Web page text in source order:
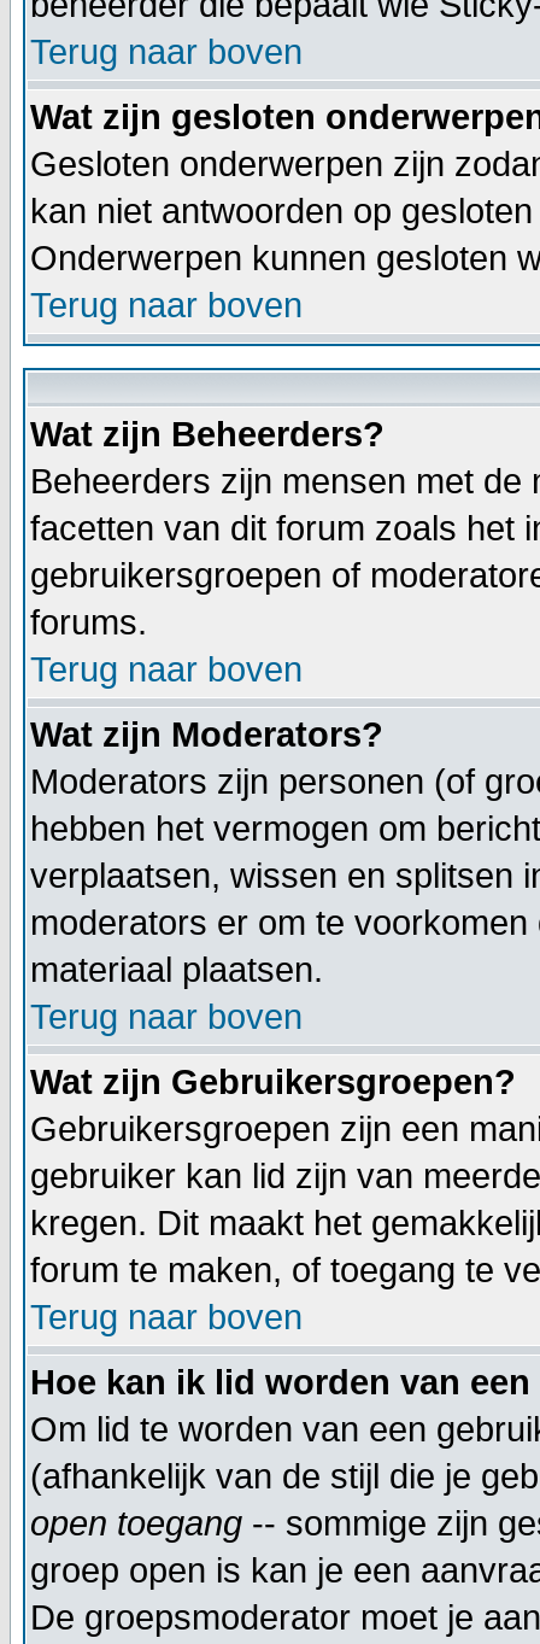
Terug naar boven
Wat zijn gesloten
Gesloten onderwerpen zijn
kan niet antwoorden op
Onderwerpen kunnen gesloten
Terug naar boven
Wat zijn Beheerders?
Beheerders zijn mensen met
facetten van dit forum zoals het
gebruikersgroepen of
forums.
Terug naar boven
Wat zijn Moderators?
Moderators zijn personen (of
hebben het vermogen om
verplaatsen, wissen en splitsen
moderators er om te
materiaal plaatsen.
Terug naar boven
Wat zijn Gebruikersgroepen?
Gebruikersgroepen zijn een
gebruiker kan lid zijn van
kregen. Dit maakt het
forum te maken, of toegang te
Terug naar boven
Hoe kan ik lid worden van
Om lid te worden van een
(afhankelijk van de stijl die je
open toegang -- sommige zijn
groep open is kan je een
De groepsmoderator moet je